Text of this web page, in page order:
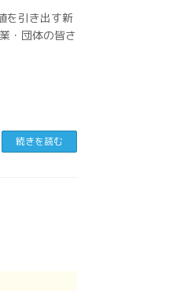
を引き出す新
・団体の皆さ
続きを読む